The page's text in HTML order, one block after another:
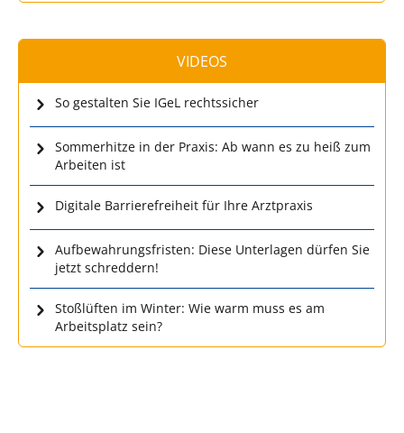
VIDEOS
So gestalten Sie IGeL rechtssicher
Sommerhitze in der Praxis: Ab wann es zu heiß zum
Arbeiten ist
Digitale Barrierefreiheit für Ihre Arztpraxis
Aufbewahrungsfristen: Diese Unterlagen dürfen Sie
jetzt schreddern!
Stoßlüften im Winter: Wie warm muss es am
Arbeitsplatz sein?